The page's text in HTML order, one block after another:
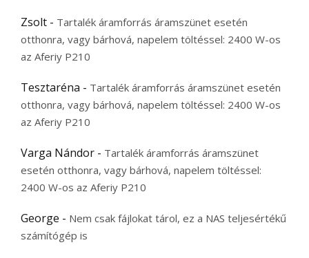
Zsolt - Tartalék áramforrás áramszünet esetén
otthonra, vagy bárhová, napelem töltéssel: 2400 W-os
az Aferiy P210
Tesztaréna - Tartalék áramforrás áramszünet esetén
otthonra, vagy bárhová, napelem töltéssel: 2400 W-os
az Aferiy P210
Varga Nándor - Tartalék áramforrás áramszünet
esetén otthonra, vagy bárhová, napelem töltéssel:
2400 W-os az Aferiy P210
George - Nem csak fájlokat tárol, ez a NAS teljesértékű
számítógép is